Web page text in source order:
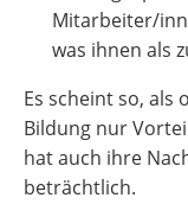
Mitarbeiter/
was ihnen als
Es scheint so,
Bildung nur
hat auch ihre
beträchtlich.